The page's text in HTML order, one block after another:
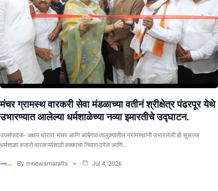
मंचर ग्रामस्थ वारकरी सेवा मंडळाच्या वतीनं श्रीक्षेत्र पंढरपूर येथे
उभारण्यात आलेल्या धर्मशाळेच्या नव्या इमारतीचे उद्घाटन.
उपसंपादक- अक्षय थोरात मंचर आणि आंबेगाव तालुक्यातील ग्रामस्थांनी उभारलेली ही सुसज्ज
धर्मशाळा हजारो वारकऱ्यांसाठी हक्काचा निवारा ठरेल आणि…
By mnewsmarathi Jul 4, 2026